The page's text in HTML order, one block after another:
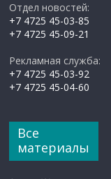
Отдел новостей:
+7 4725 45-03-85
+7 4725 45-09-21
Рекламная служба:
+7 4725 45-03-92
+7 4725 45-04-60
Все
материалы